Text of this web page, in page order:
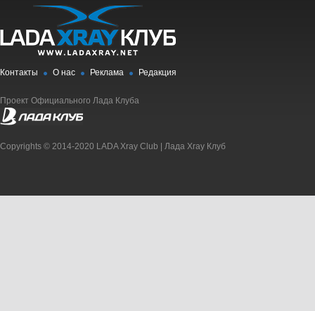
Контакты О нас Реклама Редакция
Проект Официального Лада Клуба
Copyrights © 2014-2020 LADA Xray Club | Лада Xray Клуб